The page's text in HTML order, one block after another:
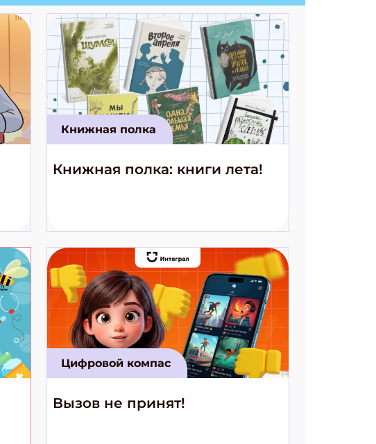
Книжная полка
Книжная полка: книги лета!
Цифровой компас
Вызов не принят!